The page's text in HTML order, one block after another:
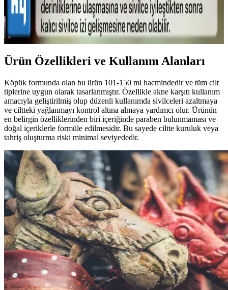
Yaklaşımlarla Cilt Bakımı
Sivilce tedavisinde doğal ve medikal yöntemleri, dikkat edilmesi
gerekenleri ve cilt sağlığını koruma yollarını öğrenin.
Ürün Özellikleri ve Kullanım Alanları
Köpük formunda olan bu ürün 101-150 ml hacmindedir ve tüm cilt
tiplerine uygun olarak tasarlanmıştır. Özellikle akne karşıtı kullanım
amacıyla geliştirilmiş olup düzenli kullanımda sivilceleri azaltmaya
ve ciltteki yağlanmayı kontrol altına almaya yardımcı olur. Ürünün
en belirgin özelliklerinden biri içeriğinde paraben bulunmaması ve
doğal içeriklerle formüle edilmesidir. Bu sayede ciltte kuruluk veya
tahriş oluşturma riski minimal seviyededir.